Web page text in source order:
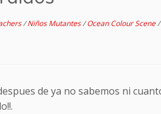
/Niños Mutantes/Ocean Colour Scene/
de ya no sabemos ni